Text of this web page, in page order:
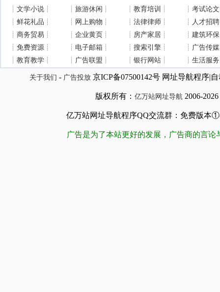
┊ 文学小说 ┊ ┊ 旅游休闲 ┊ ┊ 教育培训 ┊ ┊ 考试论文
┊ 鲜花礼品 ┊ ┊ 网上购物 ┊ ┊ 法律律师 ┊ ┊ 人才招聘
┊ 商务贸易 ┊ ┊ 企业黄页 ┊ ┊ 房产家居 ┊ ┊ 建筑环保
┊ 免费资源 ┊ ┊ 电子邮箱 ┊ ┊ 搜索引擎 ┊ ┊ 广告传媒
┊ 教育教学 ┊ ┊ 广告联盟 ┊ ┊ 银行网站 ┊ ┊ 生活服务
关于我们 - 广告投放京ICP备07500142号 网址导航程序|
版权所有： 亿万站网址导航 2006-2026
亿万站网址导航程序QQ交流群：免费版本
广告是为了本站更好的发展，广告商的言